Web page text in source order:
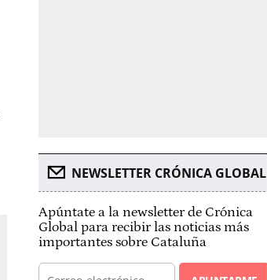
NEWSLETTER CRÓNICA GLOBAL
Apúntate a la newsletter de Crónica
Global para recibir las noticias más
importantes sobre Cataluña